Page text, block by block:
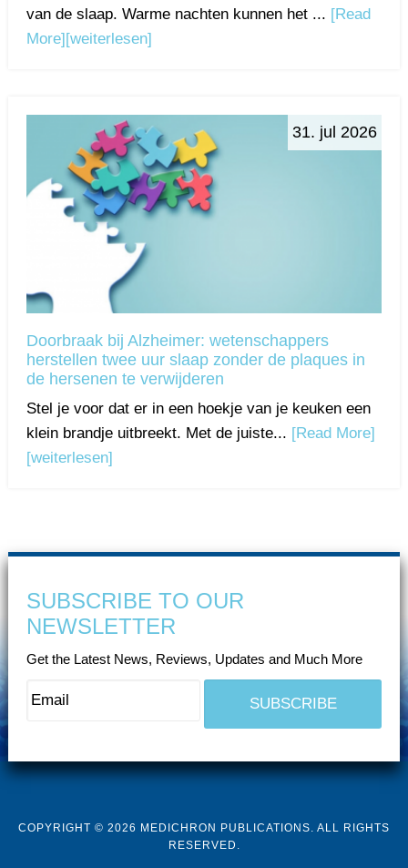
van de slaap. Warme nachten kunnen het ... [Read
More] [weiterlesen]
31. jul 2026
Doorbraak bij Alzheimer: wetenschappers
herstellen twee uur slaap zonder de plaques in
de hersenen te verwijderen
Stel je voor dat er in een hoekje van je keuken een
klein brandje uitbreekt. Met de juiste... [Read More]
[weiterlesen]
SUBSCRIBE TO OUR
NEWSLETTER
Get the Latest News, Reviews, Updates and Much More
COPYRIGHT © 2026 MEDICHRON PUBLICATIONS. ALL RIGHTS
RESERVED.